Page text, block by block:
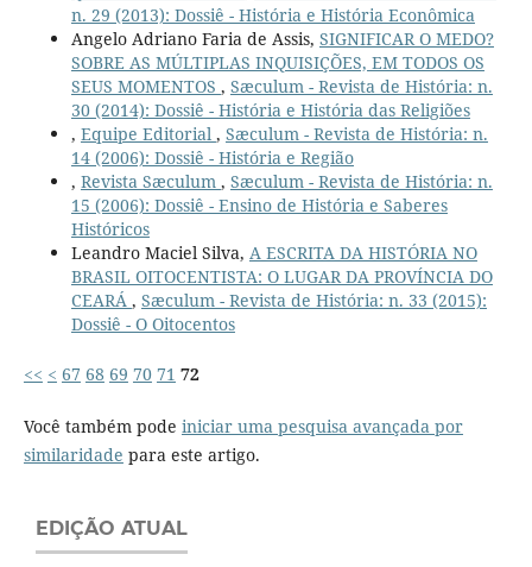
n. 29 (2013): Dossiê - História e História Econômica
Angelo Adriano Faria de Assis, SIGNIFICAR O MEDO?
SOBRE AS MÚLTIPLAS INQUISIÇÕES, EM TODOS OS
SEUS MOMENTOS , Sæculum - Revista de História: n.
30 (2014): Dossiê - História e História das Religiões
, Equipe Editorial , Sæculum - Revista de História: n.
14 (2006): Dossiê - História e Região
, Revista Sæculum , Sæculum - Revista de História: n.
15 (2006): Dossiê - Ensino de História e Saberes
Históricos
Leandro Maciel Silva, A ESCRITA DA HISTÓRIA NO
BRASIL OITOCENTISTA: O LUGAR DA PROVÍNCIA DO
CEARÁ , Sæculum - Revista de História: n. 33 (2015):
Dossiê - O Oitocentos
<< < 67 68 69 70 71 72
Você também pode iniciar uma pesquisa avançada por
similaridade para este artigo.
EDIÇÃO ATUAL